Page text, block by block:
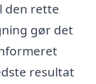
den rette
gør det
resultat